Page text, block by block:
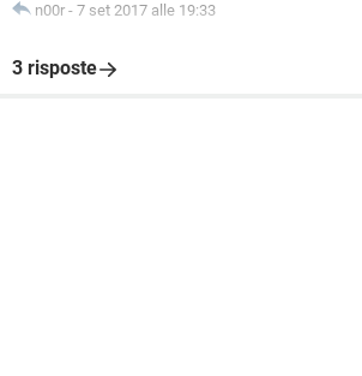
n00r - 7 set 2017 alle 19:33
3 risposte